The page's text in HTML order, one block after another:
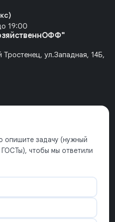
19:00
ул.Западная, 14Б,
опишите задачу (нужный
чтобы мы ответили